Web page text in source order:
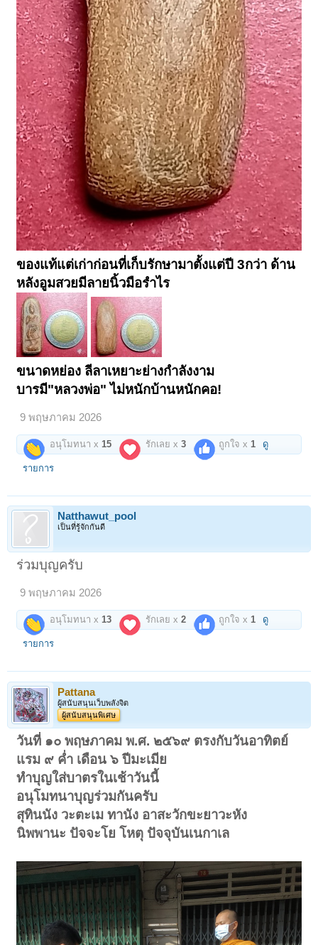
ของแท้แต่เก่าก่อนที่เก็บรักษามาตั้งแต่ปี 3กว่า ด้าน
หลังอูมสวยมีลายนิ้วมือรำไร
ขนาดหย่อง ลีลาเหยาะย่างกำลังงาม
บารมี"หลวงพ่อ" ไม่หนักบ้านหนักคอ!
9 พฤษภาคม 2026
อนุโมทนา x15 รักเลย x3 ถูกใจ x1 ดู
รายการ
Natthawut_pool
เป็นที่รู้จักกันดี
ร่วมบุญครับ
9 พฤษภาคม 2026
อนุโมทนา x13 รักเลย x2 ถูกใจ x1 ดู
รายการ
Pattana
ผู้สนับสนุนเว็บพลังจิต
ผู้สนับสนุนพิเศษ
วันที่ ๑๐ พฤษภาคม พ.ศ. ๒๕๖๙ ตรงกับวันอาทิตย์
แรม ๙ ค่ำ เดือน ๖ ปีมะเมีย
ทำบุญใส่บาตรในเช้าวันนี้
อนุโมทนาบุญร่วมกันครับ
สุทินนัง วะตะเม ทานัง อาสะวักขะยาวะหัง
นิพพานะ ปัจจะโย โหตุ ปัจจุบันเนกาเล